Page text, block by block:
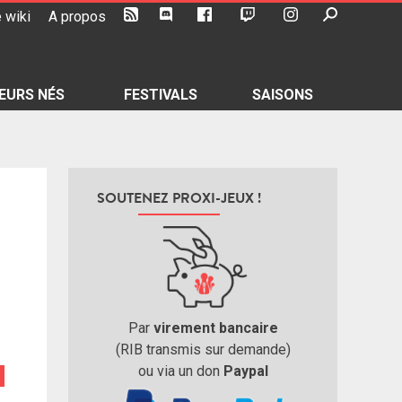
wiki A propos
NÉS FESTIVALS SAISONS
SOUTENEZ PROXI-JEUX !
Par virement bancaire
(RIB transmis sur demande)
ou via un don Paypal